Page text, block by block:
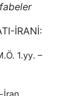
İRANİ:
1.yy. –